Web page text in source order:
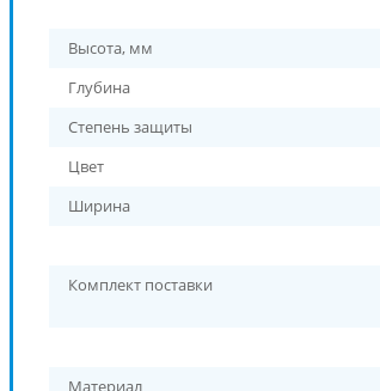
Высота, мм
Глубина
Степень защиты
Цвет
Ширина
Комплект поставки
Материал